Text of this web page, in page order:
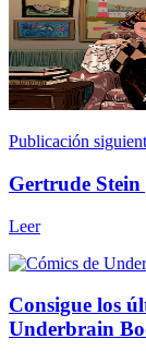
Publicación
Gertrude
Leer
Consigue los
Underbrain